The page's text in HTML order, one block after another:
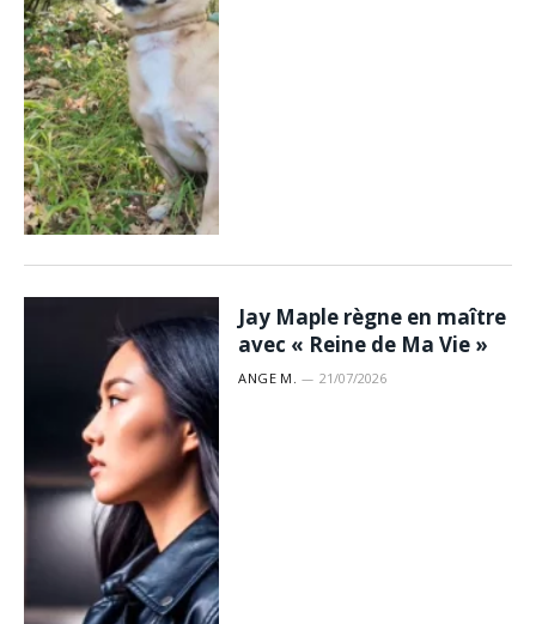
Jay Maple règne en maître
avec « Reine de Ma Vie »
ANGE M. 21/07/2026